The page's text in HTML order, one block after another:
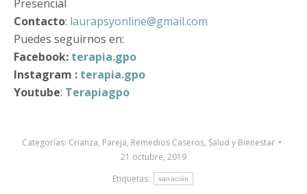
Presencial
Contacto: laurapsyonline@gmail.com
Puedes seguirnos en:
Facebook: terapia.gpo
Instagram : terapia.gpo
Youtube: Terapiagpo
Categorías: Crianza, Pareja, Remedios Caseros, Salud y Bienestar
21 octubre, 2019
Etiquetas:
sanación